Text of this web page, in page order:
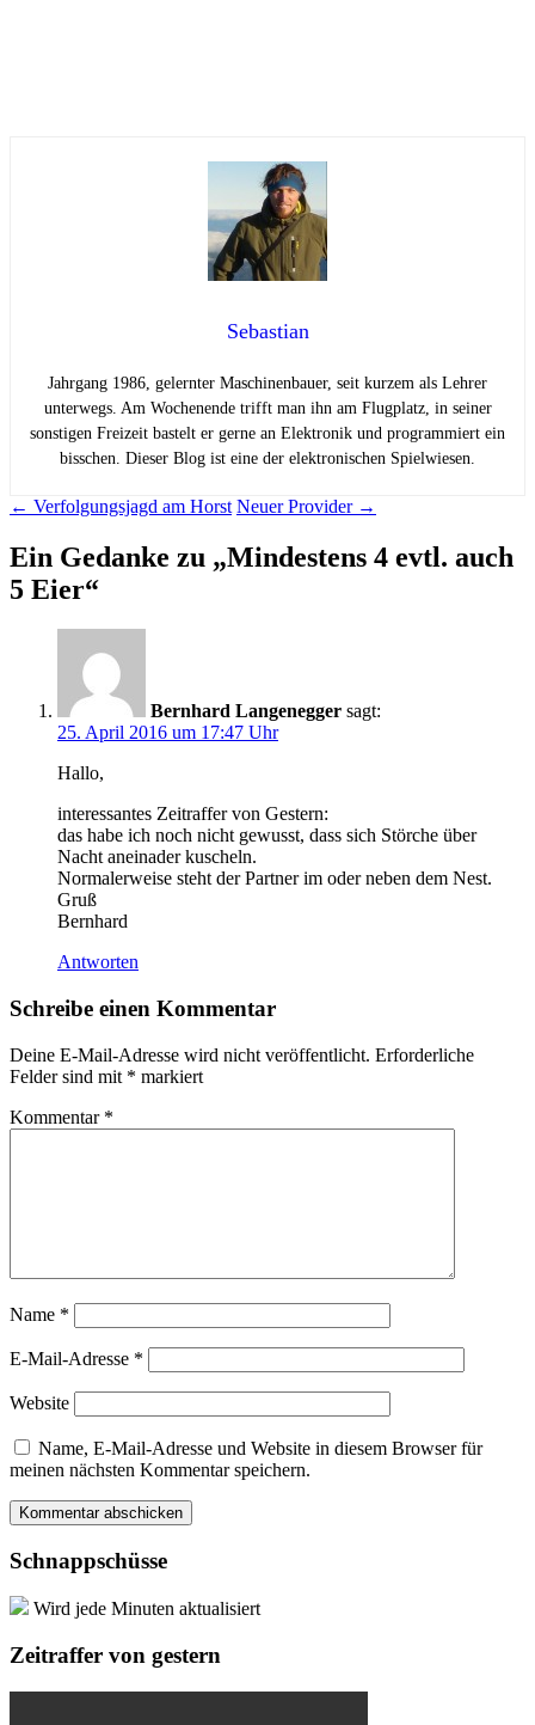
Sebastian
Jahrgang 1986, gelernter Maschinenbauer, seit kurzem als Lehrer
unterwegs. Am Wochenende trifft man ihn am Flugplatz, in seiner
sonstigen Freizeit bastelt er gerne an Elektronik und programmiert ein
bisschen. Dieser Blog ist eine der elektronischen Spielwiesen.
Beitragsnavigation
← Verfolgungsjagd am Horst Neuer Provider →
Ein Gedanke zu „Mindestens 4 evtl. auch
5 Eier“
Bernhard Langenegger sagt:
25. April 2016 um 17:47 Uhr
Hallo,
interessantes Zeitraffer von Gestern:
das habe ich noch nicht gewusst, dass sich Störche über
Nacht aneinader kuscheln.
Normalerweise steht der Partner im oder neben dem Nest.
Gruß
Bernhard
Antworten
Schreibe einen Kommentar
Deine E-Mail-Adresse wird nicht veröffentlicht. Erforderliche
Felder sind mit * markiert
Kommentar *
Name *
E-Mail-Adresse *
Website
Name, E-Mail-Adresse und Website in diesem Browser für
meinen nächsten Kommentar speichern.
Schnappschüsse
Wird jede Minuten aktualisiert
Zeitraffer von gestern